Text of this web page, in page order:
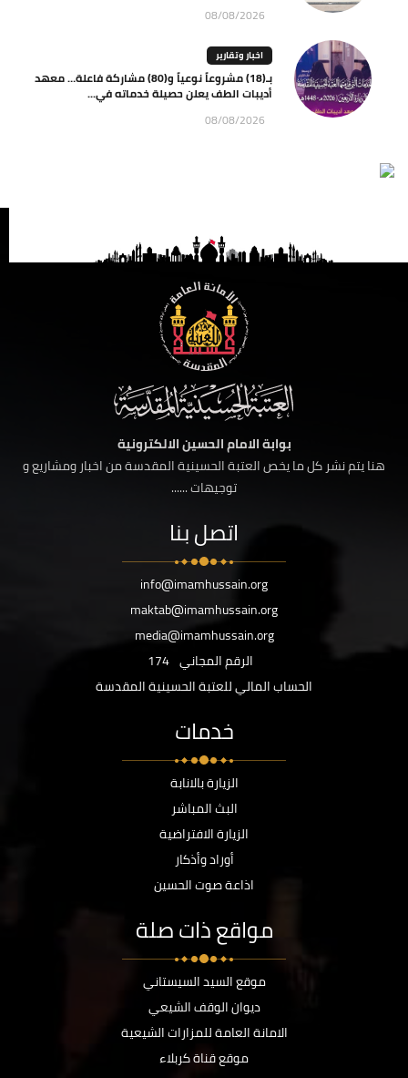
08/08/2026
اخبار وتقارير
بـ(18) مشروعاً نوعياً و(80) مشاركة فاعلة… معهد
أديبات الطف يعلن حصيلة خدماته في...
08/08/2026
بوابة الامام الحسين الالكترونية
هنا يتم نشر كل ما يخص العتبة الحسينية المقدسة من اخبار ومشاريع و
توجيهات ......
اتصل بنا
info@imamhussain.org
maktab@imamhussain.org
media@imamhussain.org
الرقم المجاني 174
الحساب المالي للعتبة الحسينية المقدسة
خدمات
الزيارة بالانابة
البث المباشر
الزيارة الافتراضية
أوراد وأذكار
اذاعة صوت الحسين
مواقع ذات صلة
موقع السيد السيستاني
ديوان الوقف الشيعي
الامانة العامة للمزارات الشيعية
موقع قناة كربلاء